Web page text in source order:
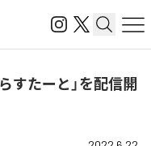
たーと」を配信開